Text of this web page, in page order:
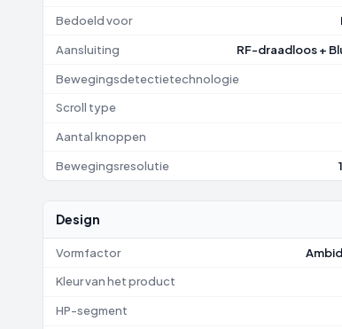
Bedoeld voor
Aansluiting RF-draadloos +
Bewegingsdetectietechnologie
Scroll type
Aantal knoppen
Bewegingsresolutie
Design
Vormfactor
Kleur van het product
HP-segment